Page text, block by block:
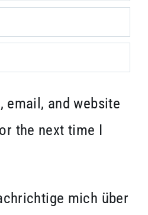
email, and website
the next time I
mich über